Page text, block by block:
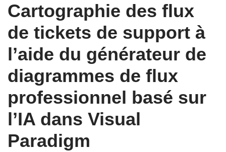
Cartographie des flux
de tickets de support à
l’aide du générateur de
diagrammes de flux
professionnel basé sur
l’IA dans Visual
Paradigm